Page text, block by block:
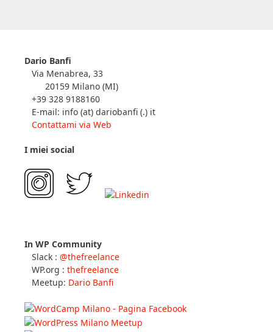
Dario Banfi
Via Menabrea, 33
20159 Milano (MI)
+39 328 9188160
E-mail: info (at) dariobanfi (.) it
Contattami via Web
I miei social
In WP Community
Slack : @thefreelance
WP.org : thefreelance
Meetup: Dario Banfi